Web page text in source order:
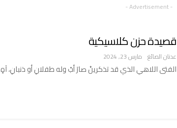
- Advertisement -
قصيدة حزن كلاسيكية
عدنان الصائغ مارس 23, 2024
الفتى اللاهي الذي قد تذكرينْ صارَ أبْ وله طفلانِ أو ذنبانِ، آهٍ